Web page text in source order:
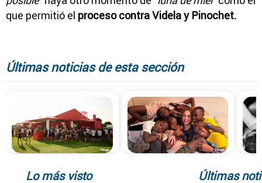
que permitió el proceso contra Videla y Pinochet.
Últimas noticias de esta sección
Lo más visto Últimas